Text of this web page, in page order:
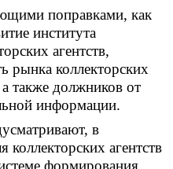
поправками, как
института
агентств,
рынка коллекторских
также должников от
информации.
в
коллекторских агентств
формирования